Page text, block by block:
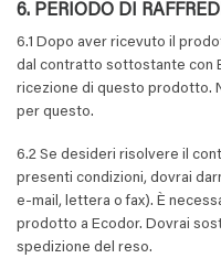
6. PERIODO DI
6.1 Dopo aver ricevuto il
dal contratto sottostante con
ricezione di questo prodotto.
per questo.
6.2 Se desideri risolvere il
presenti condizioni, dovrai
e-mail, lettera o fax). È
prodotto a Ecodor. Dovrai
spedizione del reso.